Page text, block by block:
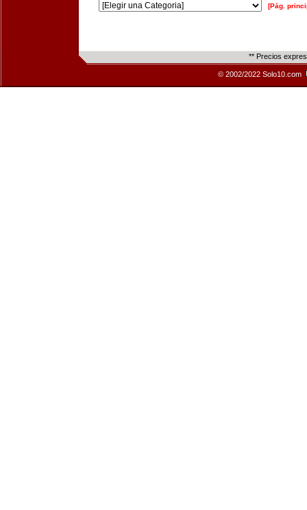
[Pág.
** Precios
© 2002/2022 Solo10.com